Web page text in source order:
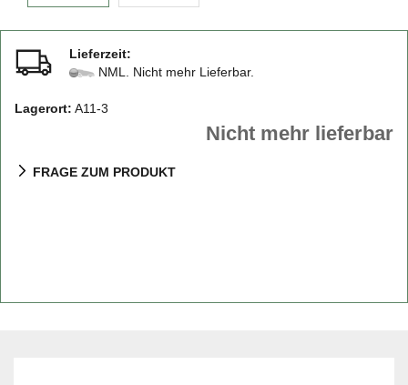
Lieferzeit:
NML. Nicht mehr Lieferbar.
Lagerort: A11-3
Nicht mehr lieferbar
FRAGE ZUM PRODUKT